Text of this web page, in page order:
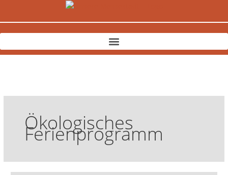
Ökologisches
Ferienprogramm